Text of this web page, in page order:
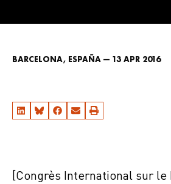
BARCELONA, ESPAÑA — 13 APR 2016
[Congrès International sur le